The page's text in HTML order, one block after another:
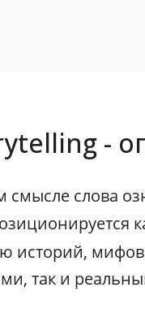
-
смысле слова
историй,
так и